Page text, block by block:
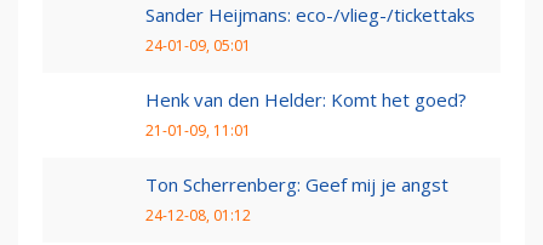
Sander Heijmans: eco-/vlieg-/tickettaks
24-01-09, 05:01
Henk van den Helder: Komt het goed?
21-01-09, 11:01
Ton Scherrenberg: Geef mij je angst
24-12-08, 01:12